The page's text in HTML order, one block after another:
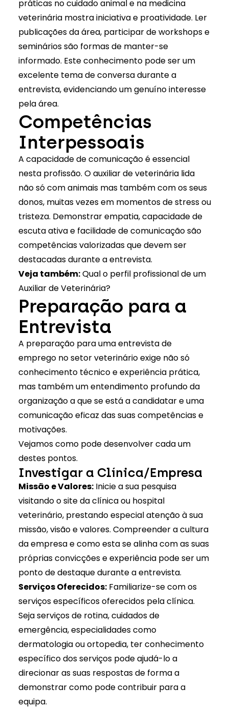
práticas no cuidado animal e na medicina
veterinária mostra iniciativa e proatividade. Ler
publicações da área, participar de workshops e
seminários são formas de manter-se
informado. Este conhecimento pode ser um
excelente tema de conversa durante a
entrevista, evidenciando um genuíno interesse
pela área.
Competências
Interpessoais
A capacidade de comunicação é essencial
nesta profissão. O auxiliar de veterinária lida
não só com animais mas também com os seus
donos, muitas vezes em momentos de stress ou
tristeza. Demonstrar empatia, capacidade de
escuta ativa e facilidade de comunicação são
competências valorizadas que devem ser
destacadas durante a entrevista.
Veja também:Qual o perfil profissional de um
Auxiliar de Veterinária?
Preparação para a
Entrevista
A preparação para uma entrevista de
emprego no setor veterinário exige não só
conhecimento técnico e experiência prática,
mas também um entendimento profundo da
organização a que se está a candidatar e uma
comunicação eficaz das suas competências e
motivações.
Vejamos como pode desenvolver cada um
destes pontos.
Investigar a Clínica/Empresa
Missão e Valores:Inicie a sua pesquisa
visitando o site da clínica ou hospital
veterinário, prestando especial atenção à sua
missão, visão e valores. Compreender a cultura
da empresa e como esta se alinha com as suas
próprias convicções e experiência pode ser um
ponto de destaque durante a entrevista.
Serviços Oferecidos:Familiarize-se com os
serviços específicos oferecidos pela clínica.
Seja serviços de rotina, cuidados de
emergência, especialidades como
dermatologia ou ortopedia, ter conhecimento
específico dos serviços pode ajudá-lo a
direcionar as suas respostas de forma a
demonstrar como pode contribuir para a
equipa.